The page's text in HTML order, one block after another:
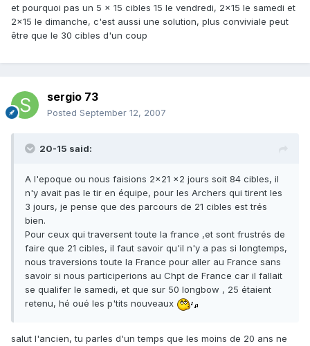
et pourquoi pas un 5 x 15 cibles 15 le vendredi, 2x15 le samedi et
2x15 le dimanche, c'est aussi une solution, plus conviviale peut
être que le 30 cibles d'un coup
sergio 73
Posted September 12, 2007
20-15 said:
A l'epoque ou nous faisions 2x21 x2 jours soit 84 cibles, il
n'y avait pas le tir en équipe, pour les Archers qui tirent les
3 jours, je pense que des parcours de 21 cibles est trés
bien.
Pour ceux qui traversent toute la france ,et sont frustrés de
faire que 21 cibles, il faut savoir qu'il n'y a pas si longtemps,
nous traversions toute la France pour aller au France sans
savoir si nous participerions au Chpt de France car il fallait
se qualifer le samedi, et que sur 50 longbow , 25 étaient
retenu, hé oué les p'tits nouveaux
salut l'ancien, tu parles d'un temps que les moins de 20 ans ne